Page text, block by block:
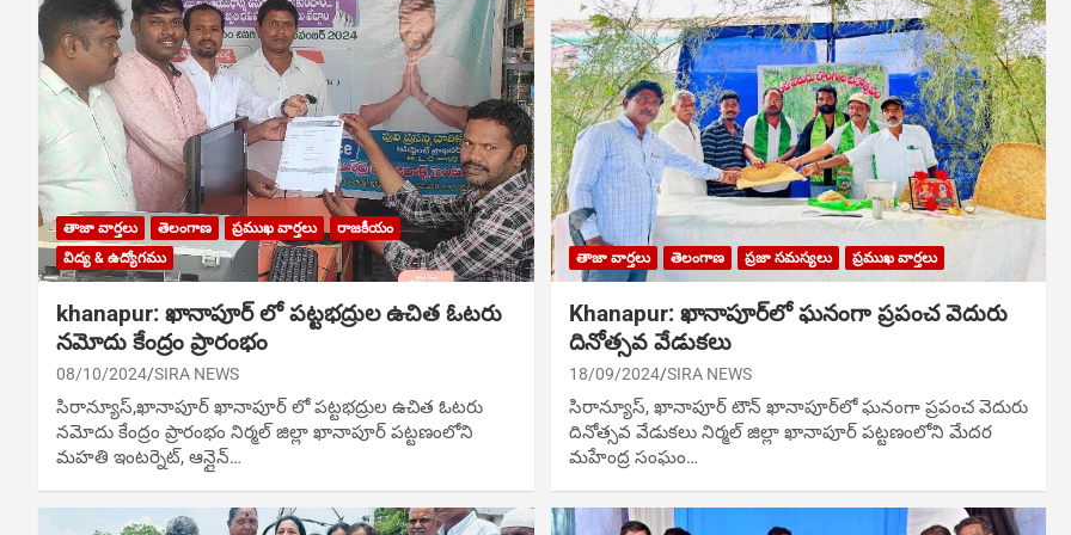
తాజా వార్తలు తెలంగాణ ప్రముఖ వార్తలు
రాజకీయం
విద్య & ఉద్యోగము
khanapur: ఖానాపూర్ లో పట్టభద్రుల ఉచిత ఓటరు
న‌మోదు కేంద్రం ప్రారంభం
08/10/2024 SIRA NEWS
సిరాన్యూస్,ఖానాపూర్ ఖానాపూర్ లో పట్టభద్రుల ఉచిత ఓటరు
న‌మోదు కేంద్రం ప్రారంభం నిర్మల్ జిల్లా ఖానాపూర్ పట్టణంలోని
మహతి ఇంటర్నెట్, ఆన్లైన్…
తాజా వార్తలు తెలంగాణ ప్రజా సమస్యలు ప్రముఖ వార్తలు
Khanapur: ఖానాపూర్‌లో ఘ‌నంగా ప్రపంచ వెదురు
దినోత్సవ వేడుకలు
18/09/2024 SIRA NEWS
సిరాన్యూస్, ఖానాపూర్ టౌన్ ఖానాపూర్‌లో ఘ‌నంగా ప్రపంచ వెదురు
దినోత్సవ వేడుకలు నిర్మల్ జిల్లా ఖానాపూర్ పట్టణంలోని మేదర
మహేంద్ర సంఘం…